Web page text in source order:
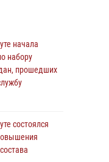
прошли
политической
войск
начала
набору
прошедших
состоялся